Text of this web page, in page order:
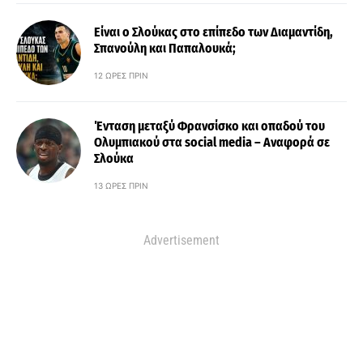
Είναι ο Σλούκας στο επίπεδο των Διαμαντίδη,
Σπανούλη και Παπαλουκά;
12 ΏΡΕΣ ΠΡΙΝ
Ένταση μεταξύ Φρανσίσκο και οπαδού του
Ολυμπιακού στα social media – Αναφορά σε
Σλούκα
13 ΏΡΕΣ ΠΡΙΝ
Advertisement